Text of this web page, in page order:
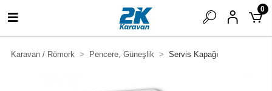
0
Karavan / Römork Pencere, Güneşlik Servis Kapağı